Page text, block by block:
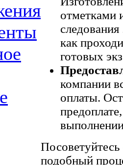
отметками
как
готовых
компании
оплаты.
подобный